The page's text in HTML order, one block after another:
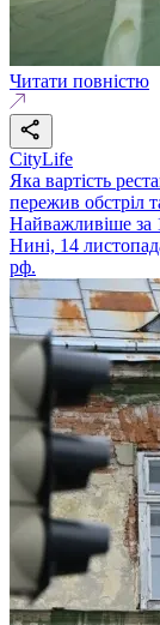
Читати повністю
CityLife
Яка вартість
пережив обстріл
Найважливіше за
Нині, 14
рф.